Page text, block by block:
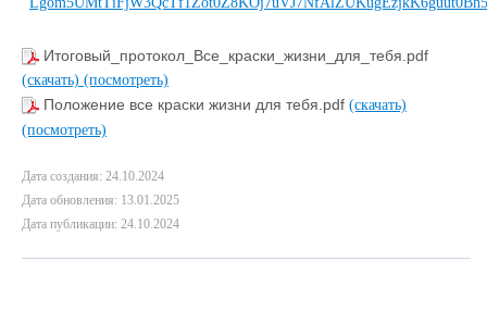
Итоговый_протокол_Все_краски_жизни_для_тебя.pdf
(скачать) (посмотреть)
Положение все краски жизни для тебя.pdf (скачать)
(посмотреть)
Дата создания: 24.10.2024
Дата обновления: 13.01.2025
Дата публикации: 24.10.2024